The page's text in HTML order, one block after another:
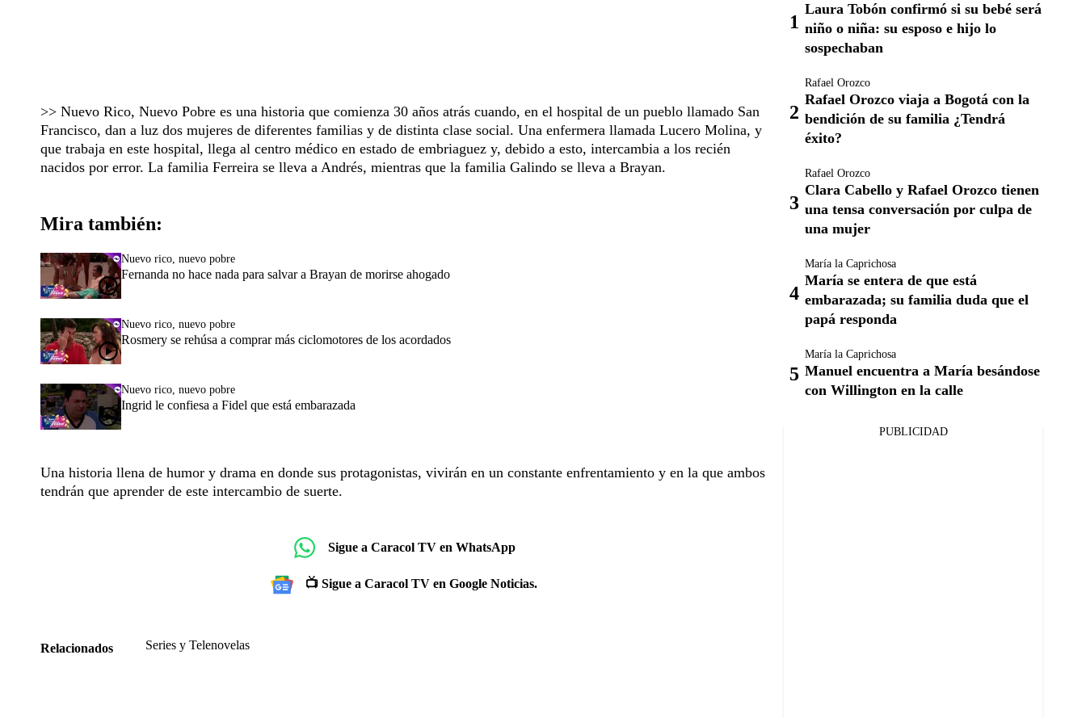
>> Nuevo Rico, Nuevo Pobre es una historia que comienza 30 años atrás cuando, en el hospital de un pueblo llamado San
Francisco, dan a luz dos mujeres de diferentes familias y de distinta clase social. Una enfermera llamada Lucero Molina, y
que trabaja en este hospital, llega al centro médico en estado de embriaguez y, debido a esto, intercambia a los recién
nacidos por error. La familia Ferreira se lleva a Andrés, mientras que la familia Galindo se lleva a Brayan.
Mira también:
Nuevo rico, nuevo pobre
Fernanda no hace nada para salvar a Brayan de morirse ahogado
Nuevo rico, nuevo pobre
Rosmery se rehúsa a comprar más ciclomotores de los acordados
Nuevo rico, nuevo pobre
Ingrid le confiesa a Fidel que está embarazada
Una historia llena de humor y drama en donde sus protagonistas, vivirán en un constante enfrentamiento y en la que ambos
tendrán que aprender de este intercambio de suerte.
Sigue a Caracol TV en WhatsApp
📺 Sigue a Caracol TV en Google Noticias.
Relacionados Series y Telenovelas
Laura Tobón confirmó si su bebé será
niño o niña: su esposo e hijo lo
sospechaban
Rafael Orozco
Rafael Orozco viaja a Bogotá con la
bendición de su familia ¿Tendrá
éxito?
Rafael Orozco
Clara Cabello y Rafael Orozco tienen
una tensa conversación por culpa de
una mujer
María la Caprichosa
María se entera de que está
embarazada; su familia duda que el
papá responda
María la Caprichosa
Manuel encuentra a María besándose
con Willington en la calle
PUBLICIDAD